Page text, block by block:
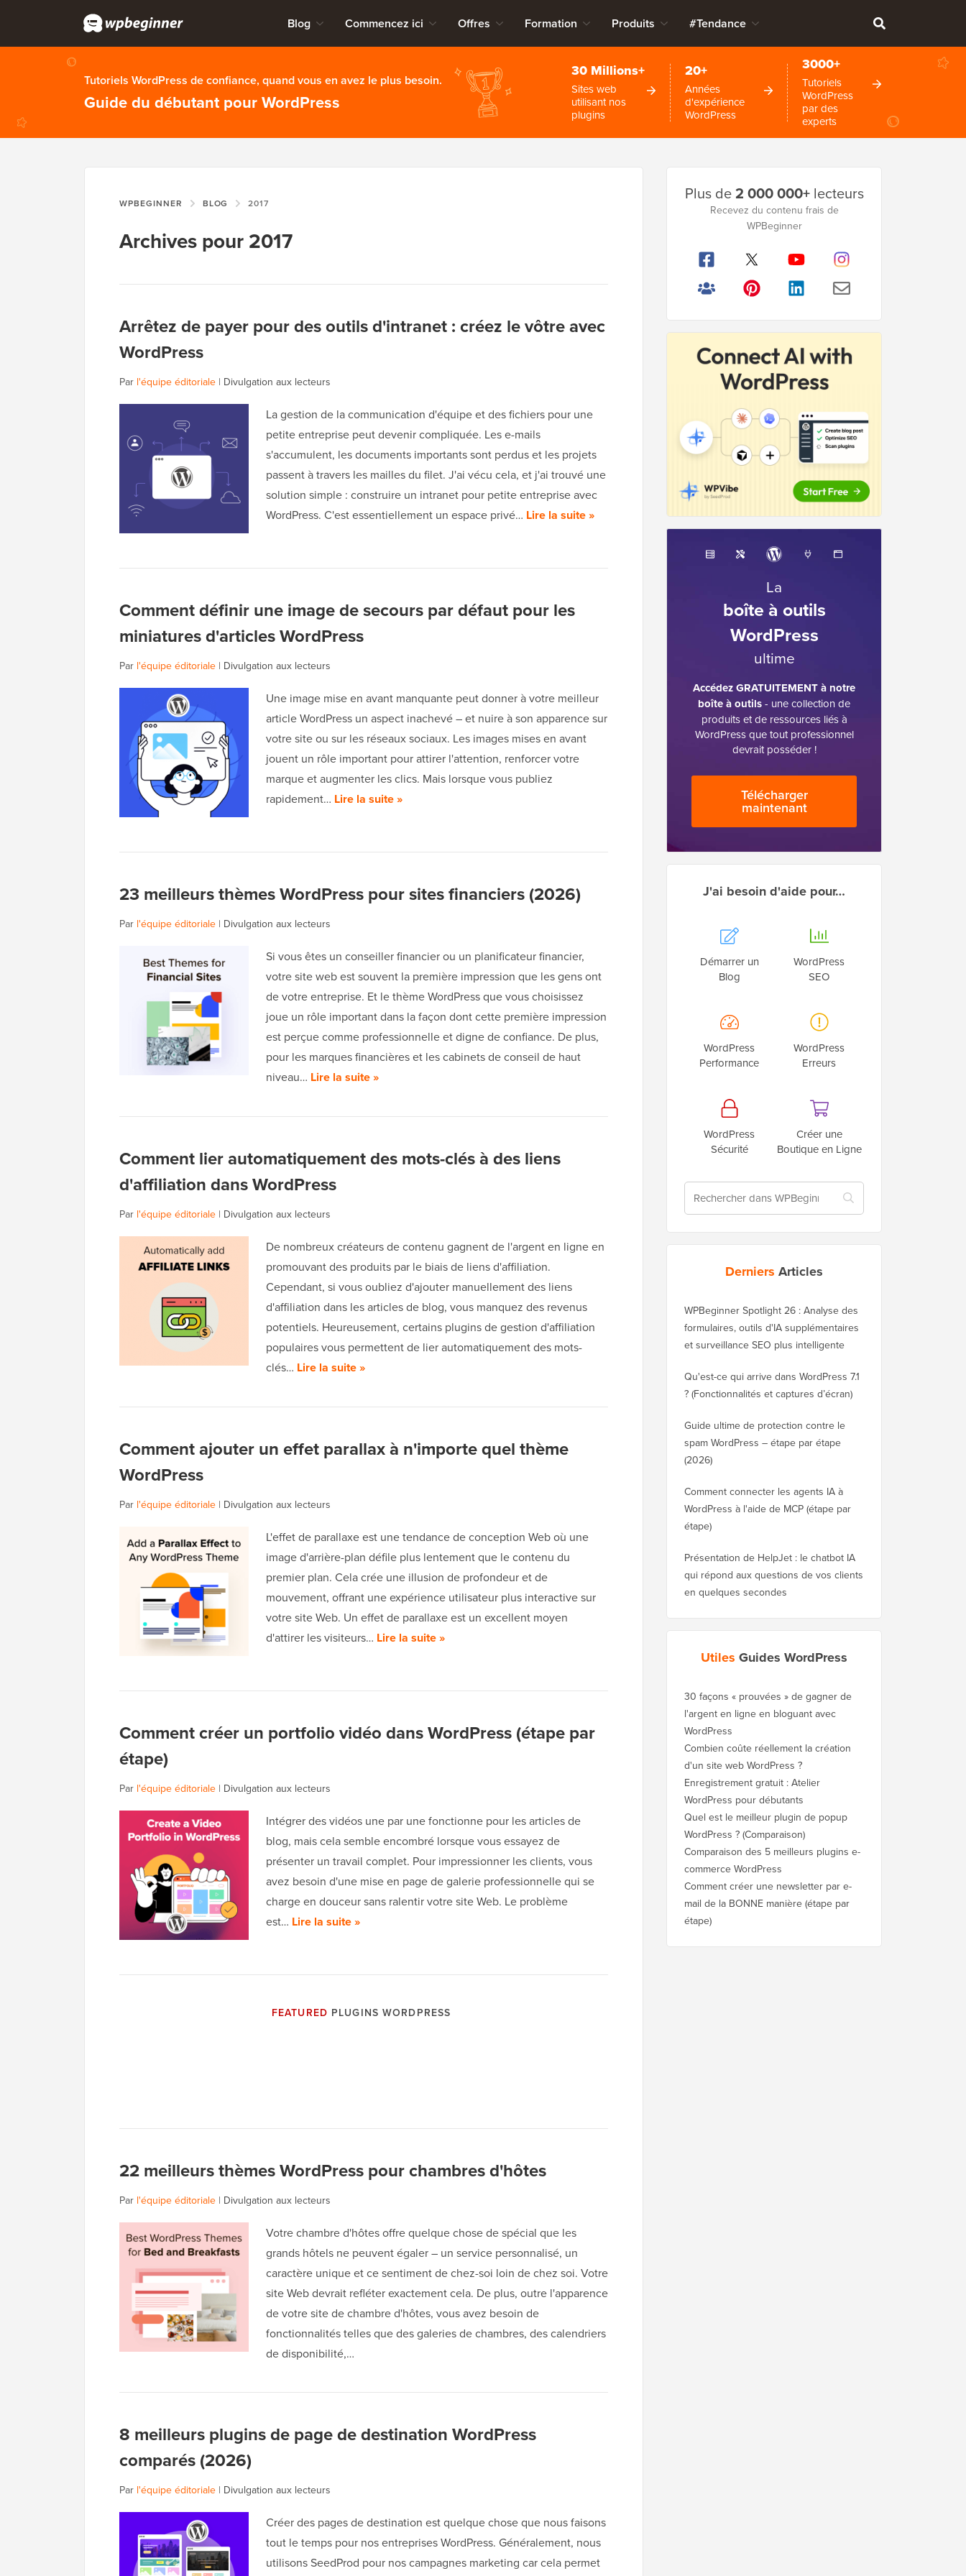
Blog Commencez ici Offres Formation Produits #Tendance
Tutoriels WordPress de confiance, quand vous en avez le plus besoin.
Guide du débutant pour WordPress
30 Millions+
Sites web
utilisant nos
plugins
20+
Années
d'expérience
WordPress
3000+
Tutoriels
WordPress
par des
experts
WPBEGINNER BLOG 2017
Archives pour 2017
Arrêtez de payer pour des outils d'intranet : créez le vôtre avec
WordPress
Par l'équipe éditoriale | Divulgation aux lecteurs
La gestion de la communication d'équipe et des fichiers pour une
petite entreprise peut devenir compliquée. Les e-mails
s'accumulent, les documents importants sont perdus et les projets
passent à travers les mailles du filet. J'ai vécu cela, et j'ai trouvé une
solution simple : construire un intranet pour petite entreprise avec
WordPress. C'est essentiellement un espace privé… Lire la suite »
Comment définir une image de secours par défaut pour les
miniatures d'articles WordPress
Par l'équipe éditoriale | Divulgation aux lecteurs
Une image mise en avant manquante peut donner à votre meilleur
article WordPress un aspect inachevé – et nuire à son apparence sur
votre site ou sur les réseaux sociaux. Les images mises en avant
jouent un rôle important pour attirer l'attention, renforcer votre
marque et augmenter les clics. Mais lorsque vous publiez
rapidement… Lire la suite »
23 meilleurs thèmes WordPress pour sites financiers (2026)
Par l'équipe éditoriale | Divulgation aux lecteurs
Si vous êtes un conseiller financier ou un planificateur financier,
votre site web est souvent la première impression que les gens ont
de votre entreprise. Et le thème WordPress que vous choisissez
joue un rôle important dans la façon dont cette première impression
est perçue comme professionnelle et digne de confiance. De plus,
pour les marques financières et les cabinets de conseil de haut
niveau… Lire la suite »
Comment lier automatiquement des mots-clés à des liens
d'affiliation dans WordPress
Par l'équipe éditoriale | Divulgation aux lecteurs
De nombreux créateurs de contenu gagnent de l'argent en ligne en
promouvant des produits par le biais de liens d'affiliation.
Cependant, si vous oubliez d'ajouter manuellement des liens
d'affiliation dans les articles de blog, vous manquez des revenus
potentiels. Heureusement, certains plugins de gestion d'affiliation
populaires vous permettent de lier automatiquement des mots-
clés… Lire la suite »
Comment ajouter un effet parallax à n'importe quel thème
WordPress
Par l'équipe éditoriale | Divulgation aux lecteurs
L'effet de parallaxe est une tendance de conception Web où une
image d'arrière-plan défile plus lentement que le contenu du
premier plan. Cela crée une illusion de profondeur et de
mouvement, offrant une expérience utilisateur plus interactive sur
votre site Web. Un effet de parallaxe est un excellent moyen
d'attirer les visiteurs… Lire la suite »
Comment créer un portfolio vidéo dans WordPress (étape par
étape)
Par l'équipe éditoriale | Divulgation aux lecteurs
Intégrer des vidéos une par une fonctionne pour les articles de
blog, mais cela semble encombré lorsque vous essayez de
présenter un travail complet. Pour impressionner les clients, vous
avez besoin d'une mise en page de galerie professionnelle qui se
charge en douceur sans ralentir votre site Web. Le problème
est… Lire la suite »
FEATURED PLUGINS WORDPRESS
22 meilleurs thèmes WordPress pour chambres d'hôtes
Par l'équipe éditoriale | Divulgation aux lecteurs
Votre chambre d'hôtes offre quelque chose de spécial que les
grands hôtels ne peuvent égaler – un service personnalisé, un
caractère unique et ce sentiment de chez-soi loin de chez soi. Votre
site Web devrait refléter exactement cela. De plus, outre l'apparence
de votre site de chambre d'hôtes, vous avez besoin de
fonctionnalités telles que des galeries de chambres, des calendriers
de disponibilité,…
8 meilleurs plugins de page de destination WordPress
comparés (2026)
Par l'équipe éditoriale | Divulgation aux lecteurs
Créer des pages de destination est quelque chose que nous faisons
tout le temps pour nos entreprises WordPress. Généralement, nous
utilisons SeedProd pour nos campagnes marketing car cela permet
latérale
Plus de2 000 000+lecteurs
Recevez du contenu frais de
WPBeginner
La
boîte à outils
WordPress
ultime
Accédez GRATUITEMENT à notre
boîte à outils- une collection de
produits et de ressources liés à
WordPress que tout professionnel
devrait posséder !
Télécharger
maintenant
J'ai besoin d'aide pour…
Démarrer un
Blog
WordPress
SEO
WordPress
Performance
WordPress
Erreurs
WordPress
Sécurité
Créer une
Boutique en Ligne
Derniers Articles
WPBeginner Spotlight 26 : Analyse des
formulaires, outils d'IA supplémentaires
et surveillance SEO plus intelligente
Qu'est-ce qui arrive dans WordPress 7.1
? (Fonctionnalités et captures d’écran)
Guide ultime de protection contre le
spam WordPress – étape par étape
(2026)
Comment connecter les agents IA à
WordPress à l'aide de MCP (étape par
étape)
Présentation de HelpJet : le chatbot IA
qui répond aux questions de vos clients
en quelques secondes
Utiles Guides WordPress
30 façons « prouvées » de gagner de
l'argent en ligne en bloguant avec
WordPress
Combien coûte réellement la création
d'un site web WordPress ?
Enregistrement gratuit : Atelier
WordPress pour débutants
Quel est le meilleur plugin de popup
WordPress ? (Comparaison)
Comparaison des 5 meilleurs plugins e-
commerce WordPress
Comment créer une newsletter par e-
mail de la BONNE manière (étape par
étape)